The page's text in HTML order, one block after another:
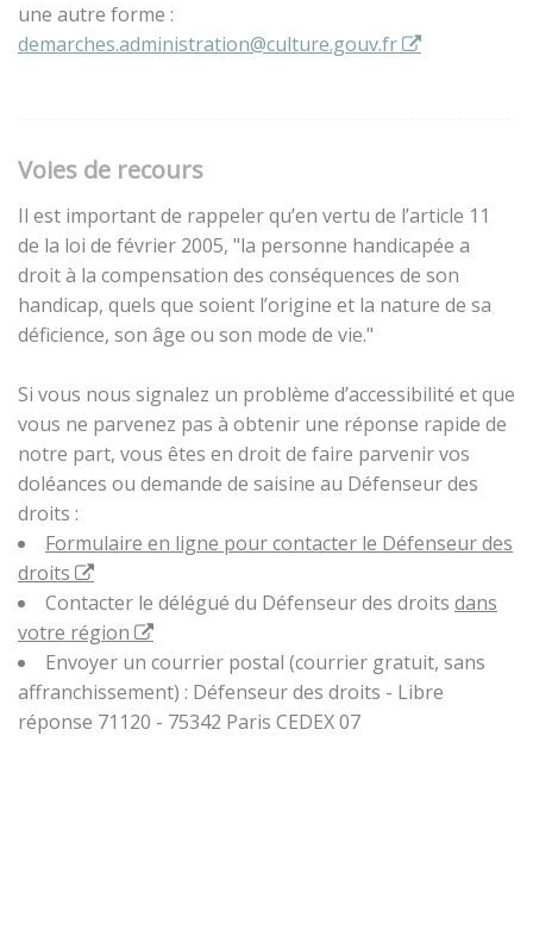
une autre forme :
demarches.administration@culture.gouv.fr
Voies de recours
Il est important de rappeler qu’en vertu de l’article 11
de la loi de février 2005, "la personne handicapée a
droit à la compensation des conséquences de son
handicap, quels que soient l’origine et la nature de sa
déficience, son âge ou son mode de vie."
Si vous nous signalez un problème d’accessibilité et que
vous ne parvenez pas à obtenir une réponse rapide de
notre part, vous êtes en droit de faire parvenir vos
doléances ou demande de saisine au Défenseur des
droits :
Formulaire en ligne pour contacter le Défenseur des
droits
Contacter le délégué du Défenseur des droits dans
votre région
Envoyer un courrier postal (courrier gratuit, sans
affranchissement) : Défenseur des droits - Libre
réponse 71120 - 75342 Paris CEDEX 07